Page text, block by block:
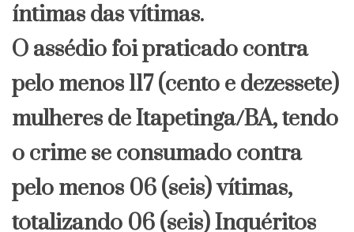
íntimas das vítimas.
O assédio foi praticado contra
pelo menos 117 (cento e dezessete)
mulheres de Itapetinga/BA, tendo
o crime se consumado contra
pelo menos 06 (seis) vítimas,
totalizando 06 (seis) Inquéritos